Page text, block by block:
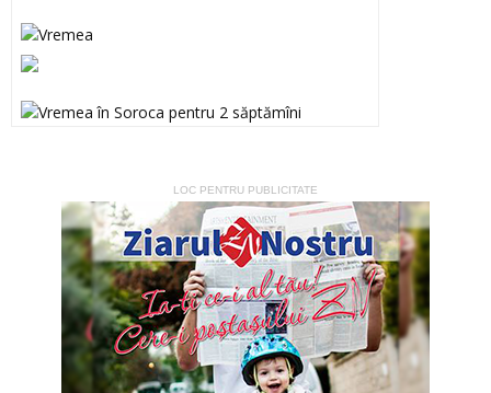
LOC PENTRU PUBLICITATE